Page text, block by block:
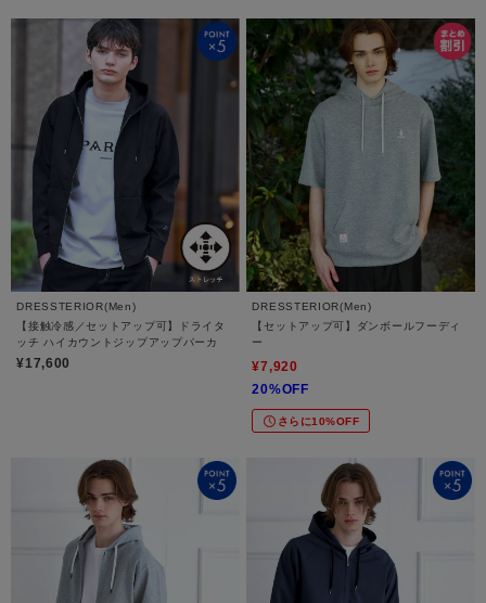
DRESSTERIOR(Men)
【接触冷感／セットアップ可】ドライタ
ッチ ハイカウントジップアップパーカ
¥17,600
DRESSTERIOR(Men)
【セットアップ可】ダンボールフーディ
ー
¥7,920
20%OFF
さらに10%OFF